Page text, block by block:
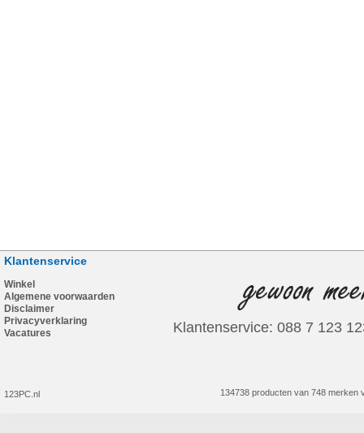
Klantenservice
Winkel
Algemene voorwaarden
Disclaimer
Privacyverklaring
Vacatures
123PC.nl
Klantenservice: 088 7 123
134738 producten van 748 merken